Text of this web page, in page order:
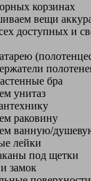
корзинах
вещи
доступных и
бра
унитаз
раковину
ванную/
лейки
под щетки
замок